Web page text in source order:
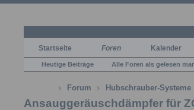
Startseite Foren Kalender
Heutige Beiträge Alle Foren als gelesen
Forum Hubschrauber-Systeme
Ansauggeräuschdämpfer für